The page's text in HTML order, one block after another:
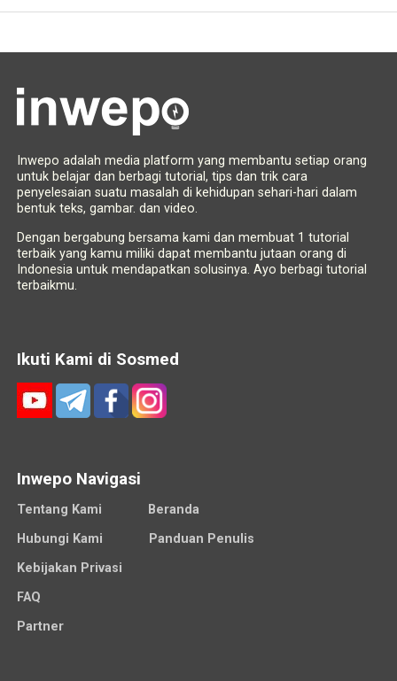
Inwepo adalah media platform yang membantu setiap orang
untuk belajar dan berbagi tutorial, tips dan trik cara
penyelesaian suatu masalah di kehidupan sehari-hari dalam
bentuk teks, gambar. dan video.
Dengan bergabung bersama kami dan membuat 1 tutorial
terbaik yang kamu miliki dapat membantu jutaan orang di
Indonesia untuk mendapatkan solusinya. Ayo berbagi tutorial
terbaikmu.
Ikuti Kami di Sosmed
Inwepo Navigasi
Tentang Kami
Beranda
Hubungi Kami
Panduan Penulis
Kebijakan Privasi
FAQ
Partner